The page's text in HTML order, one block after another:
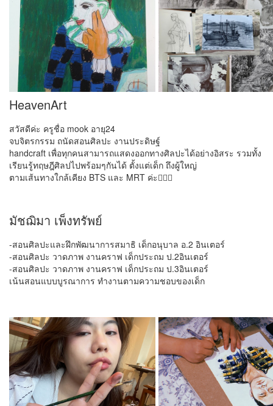
HeavenArt
สวัสดีค่ะ ครูชื่อ mook อายุ24
จบจิตรกรรม ถนัดสอนศิลปะ งานประดิษฐ์
handcraft เพื่อทุกคนสามารถแสดงออกทางศิลปะได้อย่างอิสระ รวมทั้ง
เรียนรู้ทฤษฎีศิลปไปพร้อมๆกันได้ ตั้งแต่เด็ก ถึงผู้ใหญ่
ตามเส้นทางใกล้เคียง BTS และ MRT ค่ะ🙇🏻‍♀️
มัชฌิมา เพ็งทรัพย์
-สอนศิลปะและฝึกพัฒนาการสมาธิ เด็กอนุบาล อ.2 อินเตอร์
-สอนศิลปะ วาดภาพ งานคราฟ เด็กประถม ป.2อินเตอร์
-สอนศิลปะ วาดภาพ งานคราฟ เด็กประถม ป.3อินเตอร์
เน้นสอนแบบบูรณาการ ทำงานตามความชอบของเด็ก